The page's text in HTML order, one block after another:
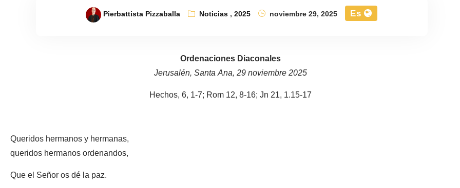
Pierbattista Pizzaballa Noticias,2025 noviembre 29, 2025 Es
Ordenaciones Diaconales
Jerusalén, Santa Ana, 29 noviembre 2025
Hechos, 6, 1-7; Rom 12, 8-16; Jn 21, 1.15-17
Queridos hermanos y hermanas,
queridos hermanos ordenandos,
Que el Señor os dé la paz.